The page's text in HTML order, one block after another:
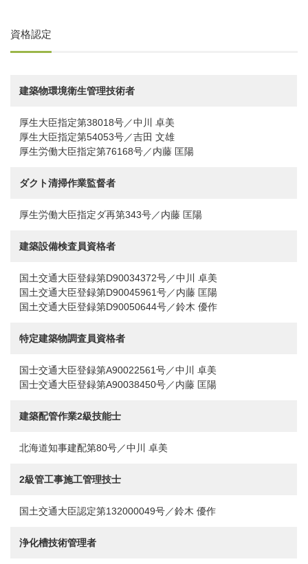
資格認定
建築物環境衛生管理技術者
厚生大臣指定第38018号／中川 卓美
厚生大臣指定第54053号／吉田 文雄
厚生労働大臣指定第76168号／内藤 匡陽
ダクト清掃作業監督者
厚生労働大臣指定ダ再第343号／内藤 匡陽
建築設備検査員資格者
国土交通大臣登録第D90034372号／中川 卓美
国土交通大臣登録第D90045961号／内藤 匡陽
国土交通大臣登録第D90050644号／鈴木 優作
特定建築物調査員資格者
国士交通大臣登録第A90022561号／中川 卓美
国士交通大臣登録第A90038450号／内藤 匡陽
建築配管作業2級技能士
北海道知事建配第80号／中川 卓美
2級管工事施工管理技士
国土交通大臣認定第132000049号／鈴木 優作
浄化槽技術管理者